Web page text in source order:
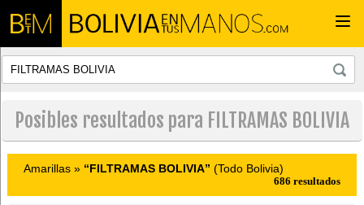
Posibles resultados para FILTRAMAS BOLIVIA
Amarillas » “FILTRAMAS BOLIVIA” (Todo Bolivia)
686 resultados